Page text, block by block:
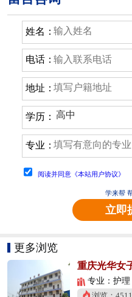
姓名：
电话：
地址：
学历：
专业：
阅读并同意《本站用户协议》
学来帮
立即
更多浏览
专业：护理